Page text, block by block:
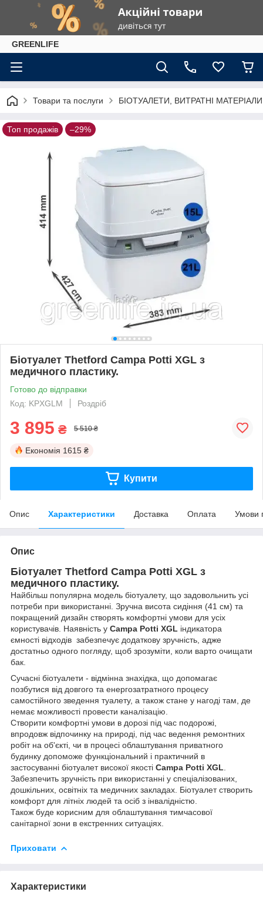
GREENLIFE
Товари та послуги БІОТУАЛЕТИ, ВИТРАТНІ МАТЕРІАЛИ
Топ продажів –29%
Біотуалет Thetford Campa Potti XGL з
медичного пластику.
Готово до відправки
Код: KPXGLM
Роздріб
3 895 ₴ 5 510 ₴
Економія 1615 ₴
Купити
Опис Характеристики Доставка Оплата Умови
Опис
Біотуалет Thetford Campa Potti XGL з
медичного пластику.
Найбільш популярна модель біотуалету, що задовольнить усі
потреби при використанні. Зручна висота сидіння (41 см) та
покращений дизайн створять комфортні умови для усіх
користувачів. Наявність у Campa Potti XGL індикатора
ємності відходів забезпечує додаткову зручність, адже
достатньо одного погляду, щоб зрозуміти, коли варто очищати
бак.
Сучасні біотуалети - відмінна знахідка, що допомагає
позбутися від довгого та енергозатратного процесу
самостійного зведення туалету, а також стане у нагоді там, де
немає можливості провести каналізацію.
Створити комфортні умови в дорозі під час подорожі,
впродовж відпочинку на природі, під час ведення ремонтних
робіт на об'єкті, чи в процесі облаштування приватного
будинку допоможе функціональний і практичний в
застосуванні біотуалет високої якості Campa Potti XGL
Забезпечить зручність при використанні у спеціалізованих,
дошкільних, освітніх та медичних закладах. Біотуалет створить
комфорт для літніх людей та осіб з інвалідністю.
Також буде корисним для облаштування тимчасової
санітарної зони в екстренних ситуаціях.
Приховати
Характеристики